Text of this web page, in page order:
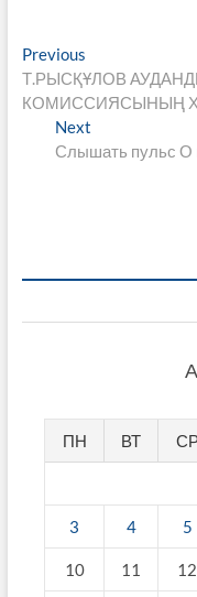
Навигация
по
записям
PreviousPrevious
post:
Т.РЫСҚҰЛОВ
КОМИССИЯСЫНЫҢ
Next
post:
Слышать пульс О
ПН ВТ
3 4 5
10 11 12